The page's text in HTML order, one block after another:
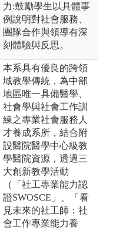
力:鼓勵學生以具體事
例說明對社會服務、
團隊合作與領導有深
刻體驗與反思。
本系具有優良的跨領
域教學傳統，為中部
地區唯一具備醫學、
社會學與社會工作訓
練之專業社會服務人
才養成系所，結合附
設醫院醫學中心級教
學醫院資源，透過三
大創新教學活動
（「社工專業能力認
證SWOSCE」、「看
見未來的社工師：社
會工作專業能力養